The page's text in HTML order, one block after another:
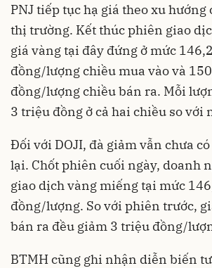
PNJ tiếp tục hạ giá theo xu hướng
thị trường. Kết thúc phiên giao
giá vàng tại đây đứng ở mức
đồng/lượng chiều mua vào và
đồng/lượng chiều bán ra. Mỗi
3 triệu đồng ở cả hai chiều so với
Đối với DOJI, đà giảm vẫn chưa
lại. Chốt phiên cuối ngày, doanh
giao dịch vàng miếng tại mức
đồng/lượng. So với phiên trước,
bán ra đều giảm 3 triệu đồng/
BTMH cũng ghi nhận diễn biến